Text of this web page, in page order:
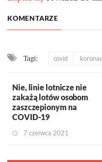
KOMENTARZE
Tagi: covid
Nie, linie lotnicze nie
zakażą lotów osobom
zaszczepionym na
COVID-19
7 czerwca 2021